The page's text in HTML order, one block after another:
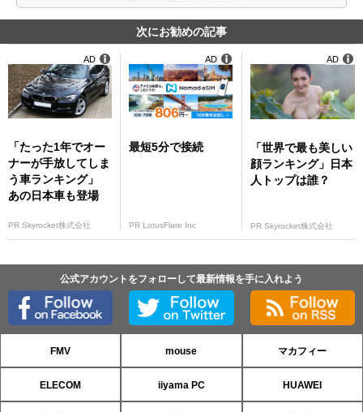
次にお勧めの記事
「たった1年でオー
ナーが手放してしま
う車ランキング」
あの日本車も登場
PR Skyrocket株式会社
AD
最短5分で接続
PR LotusFlare Inc
AD
「世界で最も美しい
顔ランキング」日本
人トップは誰？
PR Skyrocket株式会社
AD
公式アカウントをフォローして最新情報を手に入れよう
FMV mouse マカフィー
ELECOM iiyama PC HUAWEI